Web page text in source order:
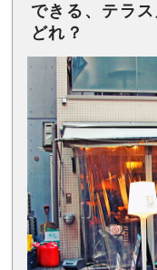
できる、テラ
どれ？